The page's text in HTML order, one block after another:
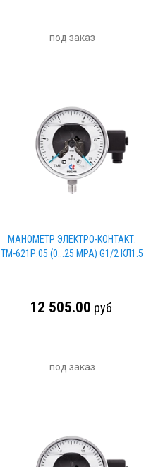
под заказ
МАНОМЕТР ЭЛЕКТРО-КОНТАКТ.
ТМ-621Р.05 (0...25 МРА) G1/2 КЛ1.5
12 505.00 руб
под заказ